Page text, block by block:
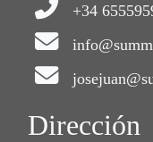
+34
Dirección